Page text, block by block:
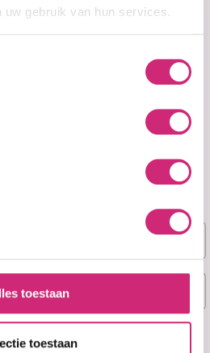
gebruik van hun services.
toestaan
toestaan
Google Maps
27260426
mijn 5% korting!